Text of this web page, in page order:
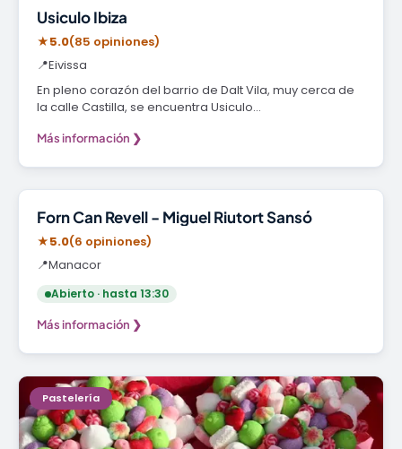
Usiculo Ibiza
★5.0(85 opiniones)
📍Eivissa
En pleno corazón del barrio de Dalt Vila, muy cerca de
la calle Castilla, se encuentra Usiculo…
Más información ❯
Panadería
Forn Can Revell - Miguel Riutort Sansó
★5.0(6 opiniones)
📍Manacor
Abierto · hasta 13:30
Más información ❯
Pastelería